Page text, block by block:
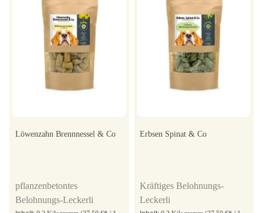
Löwenzahn Brennnessel & Co
pflanzenbetontes
Belohnungs-Leckerli
Erbsen Spinat & Co
Kräftiges Belohnungs-
Leckerli